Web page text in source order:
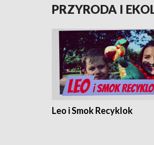
PRZYRODA I
Leo i Smok Recyklok